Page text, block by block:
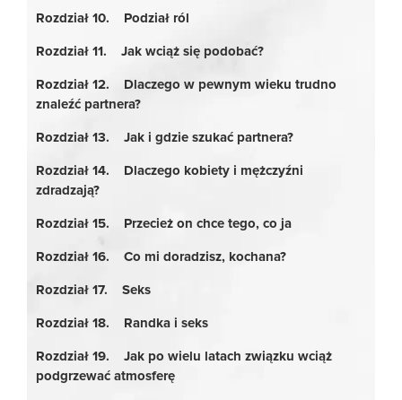
Rozdział 10. Podział ról
Rozdział 11. Jak wciąż się podobać?
Rozdział 12. Dlaczego w pewnym wieku trudno
znaleźć partnera?
Rozdział 13. Jak i gdzie szukać partnera?
Rozdział 14. Dlaczego kobiety i mężczyźni
zdradzają?
Rozdział 15. Przecież on chce tego, co ja
Rozdział 16. Co mi doradzisz, kochana?
Rozdział 17. Seks
Rozdział 18. Randka i seks
Rozdział 19. Jak po wielu latach związku wciąż
podgrzewać atmosferę